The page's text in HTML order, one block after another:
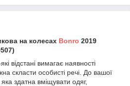
на колесах Bonro 2019
відстані вимагає наявності
скласти особисті речі. До вашої
здатна вміщувати одяг,